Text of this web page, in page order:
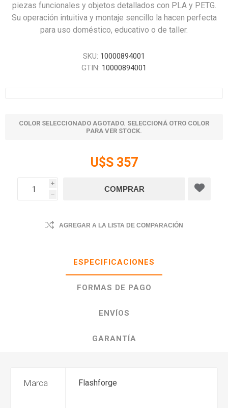
piezas funcionales y objetos detallados con PLA y PETG.
Su operación intuitiva y montaje sencillo la hacen perfecta
para uso doméstico, educativo o de taller.
SKU: 10000894001
GTIN: 10000894001
COLOR SELECCIONADO AGOTADO. SELECCIONÁ OTRO COLOR
PARA VER STOCK.
U$S 357
i
h
AGREGAR A LA LISTA DE COMPARACIÓN
ESPECIFICACIONES
FORMAS DE PAGO
ENVÍOS
GARANTÍA
Marca Flashforge